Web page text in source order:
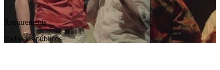
Requirements
Todos los públicos